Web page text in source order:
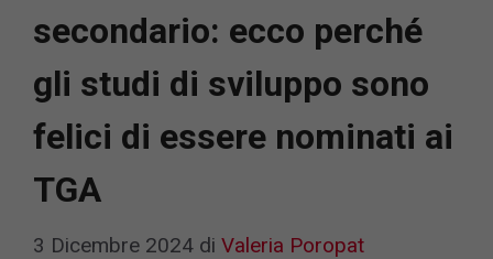
secondario: ecco perché
gli studi di sviluppo sono
felici di essere nominati ai
TGA
3 Dicembre 2024 di Valeria Poropat